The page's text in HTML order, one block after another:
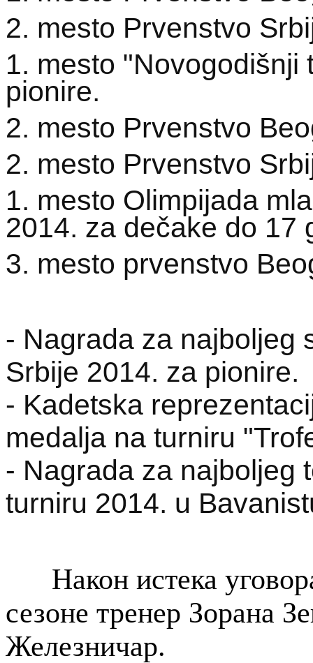
2. mesto Prvenstvo
1. mesto "Novogodišnji
pionire.
2. mesto Prvenstvo
2. mesto Prvenstvo
1. mesto Olimpijada
2014. za dečake do 17
3. mesto prvenstvo
- Nagrada za najboljeg
Srbije 2014. za pionire.
- Kadetska
medalja na turniru
- Nagrada za najboljeg
turniru 2014. u
Након истека
сезоне тренер Зорана
Железничар.